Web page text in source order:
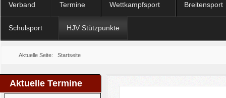
Verband Termine Wettkampfsport Breitensport
Schulsport HJV Stützpunkte
Aktuelle Seite: Startseite
Aktuelle Termine